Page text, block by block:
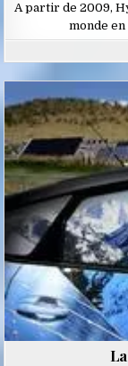
A partir de 2009,
monde